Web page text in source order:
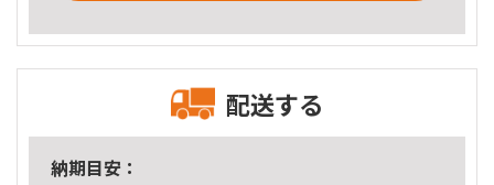
配送する
納期目安：